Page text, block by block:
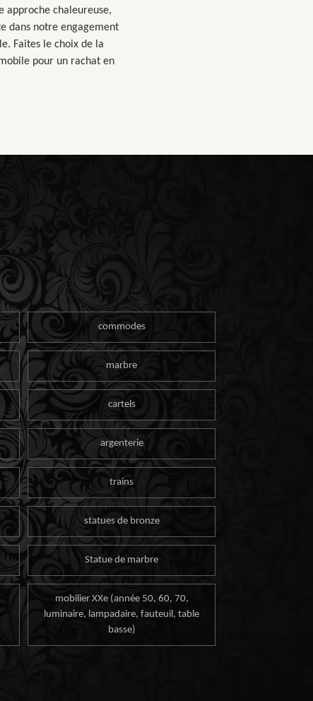
approche chaleureuse,
dans notre engagement
Faites le choix de la
pour un rachat en
commodes
marbre
cartels
argenterie
trains
statues de bronze
Statue de marbre
mobilier XXe (année 50, 60, 70,
luminaire, lampadaire, fauteuil, table
basse)